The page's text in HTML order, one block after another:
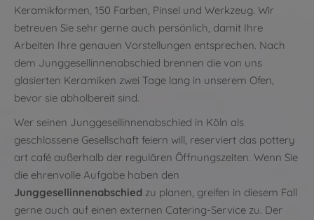
Keramikformen, 150 Farben, Pinsel und Werkzeug. Wir
betreuen Sie sehr gerne auch persönlich, damit Ihre
Arbeiten Ihre genauen Vorstellungen entsprechen. Nach
dem Junggesellinnenabschied brennen die von uns
glasierten Keramiken zwei Tage lang in unserem Ofen,
bevor sie abholbereit sind.
Wer seinen Junggesellinnenabschied in Köln als
geschlossene Gesellschaft feiern will, reserviert das pottery
art café außerhalb der regulären Öffnungszeiten. Wenn Sie
die ehrenvolle Aufgabe haben den
Junggesellinnenabschied zu planen, greifen in diesem Fall
gerne auch auf einen externen Catering-Service zu. Der